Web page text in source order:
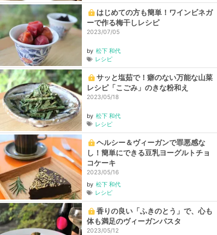
はじめての方も簡単！ワインビネガ
ーで作る梅干しレシピ
2023/07/05
by 松下 和代
レシピ
サッと塩茹で！癖のない万能な山菜
レシピ「こごみ」のきな粉和え
2023/05/18
by 松下 和代
レシピ
ヘルシー＆ヴィーガンで罪悪感な
し！簡単にできる豆乳ヨーグルトチョ
コケーキ
2023/05/16
by 松下 和代
レシピ
香りの良い「ふきのとう」で、心も
体も満足のヴィーガンパスタ
2023/05/12